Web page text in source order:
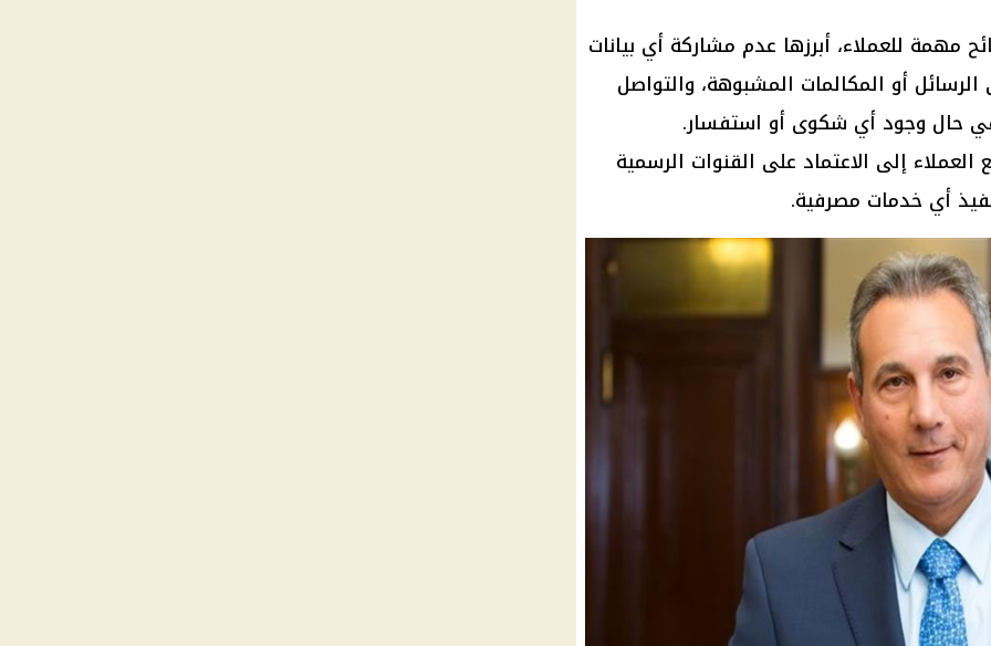
مهمة للعملاء، أبرزها عدم مشاركة أي بيانات
أو المكالمات المشبوهة، والتواصل
حال وجود أي شكوى أو استفسار.
إلى الاعتماد على القنوات الرسمية
أي خدمات مصرفية.